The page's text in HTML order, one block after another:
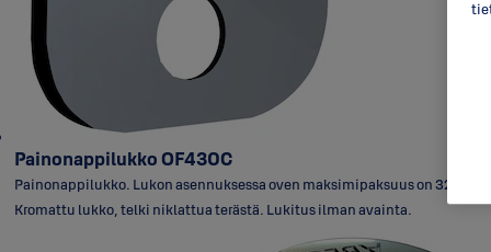
Painonappilukko OF430C
Painonappilukko. Lukon asennuksessa oven maksimipaksuus on 32 mm.
Kromattu lukko, telki niklattua terästä. Lukitus ilman avainta.